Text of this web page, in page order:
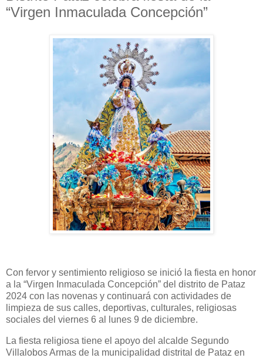
“Virgen Inmaculada Concepción”
Con fervor y sentimiento religioso se inició la fiesta en honor
a la “Virgen Inmaculada Concepción” del distrito de Pataz
2024 con las novenas y continuará con actividades de
limpieza de sus calles, deportivas, culturales, religiosas
sociales del viernes 6 al lunes 9 de diciembre.
La fiesta religiosa tiene el apoyo del alcalde Segundo
Villalobos Armas de la municipalidad distrital de Pataz en